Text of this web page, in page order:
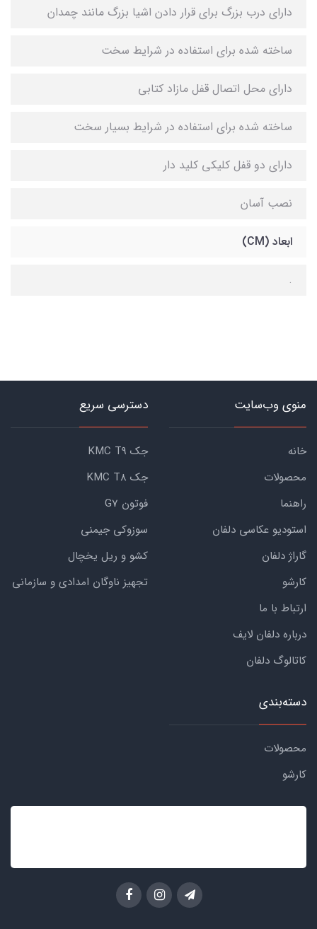
دارای درب بزرگ برای قرار دادن اشیا بزرگ مانند چمدان
ساخته شده برای استفاده در شرایط سخت
دارای محل اتصال قفل مازاد کتابی
ساخته شده برای استفاده در شرایط بسیار سخت
دارای دو قفل کلیکی کلید دار
نصب آسان
ابعاد (CM)
.
منوی وب‌سایت
خانه
محصولات
راهنما
استودیو عکاسی دلفان
گاراژ دلفان
کارشو
ارتباط با ما
درباره دلفان لایف
کاتالوگ دلفان
دسترسی سریع
جک KMC T9
جک KMC T8
فوتون G7
سوزوکی جیمنی
کشو و ریل یخچال
تجهیز ناوگان امدادی و سازمانی
دسته‌بندی
محصولات
کارشو